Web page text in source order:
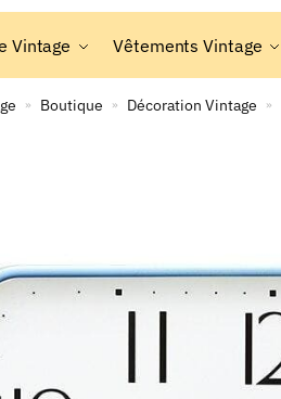
Vintage Vêtements Vintage
» Boutique » Décoration Vintage »